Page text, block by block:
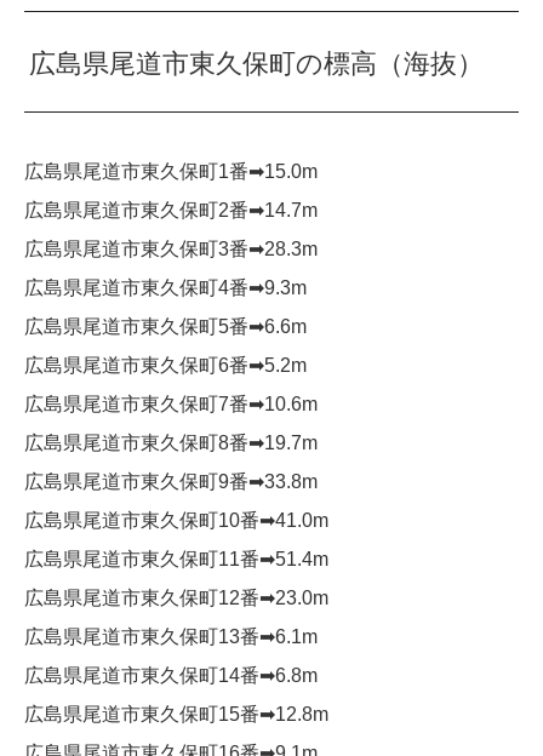
広島県尾道市東久保町の標高（海抜）
広島県尾道市東久保町1番➡︎15.0m
広島県尾道市東久保町2番➡︎14.7m
広島県尾道市東久保町3番➡︎28.3m
広島県尾道市東久保町4番➡︎9.3m
広島県尾道市東久保町5番➡︎6.6m
広島県尾道市東久保町6番➡︎5.2m
広島県尾道市東久保町7番➡︎10.6m
広島県尾道市東久保町8番➡︎19.7m
広島県尾道市東久保町9番➡︎33.8m
広島県尾道市東久保町10番➡︎41.0m
広島県尾道市東久保町11番➡︎51.4m
広島県尾道市東久保町12番➡︎23.0m
広島県尾道市東久保町13番➡︎6.1m
広島県尾道市東久保町14番➡︎6.8m
広島県尾道市東久保町15番➡︎12.8m